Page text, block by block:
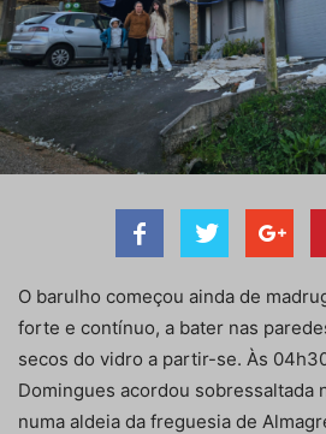
O barulho começou ainda de
forte e contínuo, a bater nas
secos do vidro a partir-se. Às
Domingues acordou sobressaltada
numa aldeia da freguesia de